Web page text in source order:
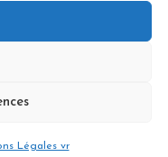
Légales vr